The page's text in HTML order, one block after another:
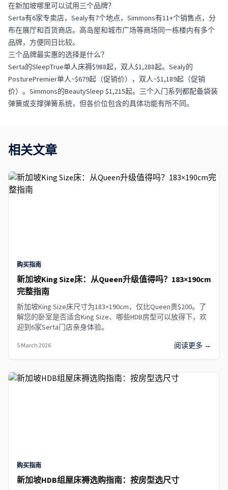
在新加坡哪里可以试用三个品牌？
Serta有6家专卖店，Sealy有7个地点，Simmons有11+个销售点，分
布在展厅和百货商店。高岛屋和城市广场等商场同一栋楼内有多个
品牌，方便同日比较。
三个品牌最实惠的选择是什么？
Serta的SleepTrue单人床褥$988起，双人$1,288起。Sealy的
PosturePremier单人~$679起（促销价），双人~$1,189起（促销
价）。Simmons的BeautySleep $1,215起。三个入门系列都配备袋装
弹簧或支撑弹簧系统，但各价位包含的具体功能有所不同。
相关文章
购买指南
新加坡King Size床：从Queen升级值得吗？183×190cm
完整指南
新加坡King Size床尺寸为183×190cm，仅比Queen贵$200。了
解您的卧室是否适合King Size、哪些HDB房型可以放得下，欢
迎到6家Serta门店亲身体验。
5 March 2026 阅读更多 →
购买指南
新加坡HDB组屋床褥选购指南：按房型选尺寸